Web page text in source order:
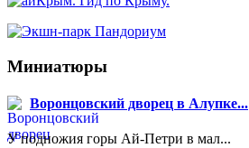
Миниатюры
Воронцовский дворец в Алупке...
У подножия горы Ай-Петри в мал...